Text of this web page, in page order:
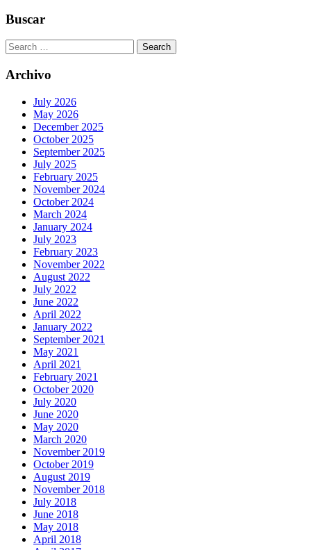
Buscar
Search
for:
Archivo
July 2026
May 2026
December 2025
October 2025
September 2025
July 2025
February 2025
November 2024
October 2024
March 2024
January 2024
July 2023
February 2023
November 2022
August 2022
July 2022
June 2022
April 2022
January 2022
September 2021
May 2021
April 2021
February 2021
October 2020
July 2020
June 2020
May 2020
March 2020
November 2019
October 2019
August 2019
November 2018
July 2018
June 2018
May 2018
April 2018